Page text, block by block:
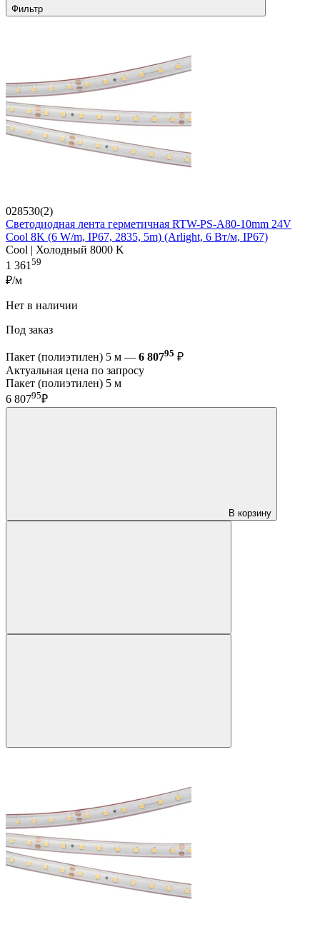
Фильтр
028530(2)
Светодиодная лента герметичная RTW-PS-A80-10mm 24V
Cool 8K (6 W/m, IP67, 2835, 5m) (Arlight, 6 Вт/м, IP67)
Cool | Холодный 8000 K
1 361 59
₽/м
Нет в наличии
Под заказ
Пакет (полиэтилен) 5 м — 6 80795 ₽
Актуальная цена по запросу
Пакет (полиэтилен) 5 м
6 80795₽
В корзину